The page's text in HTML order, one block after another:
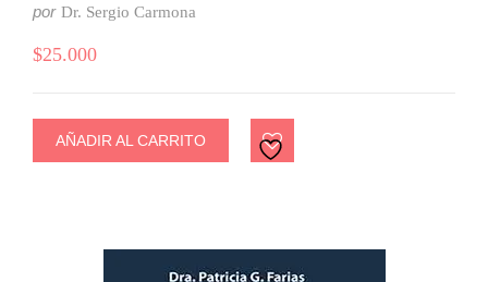
por Dr. Sergio Carmona
$25.000
AÑADIR AL CARRITO